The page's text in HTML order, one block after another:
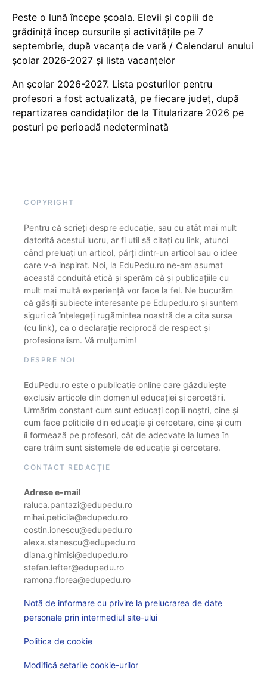
Peste o lună începe școala. Elevii și copiii de
grădiniță încep cursurile și activitățile pe 7
septembrie, după vacanța de vară / Calendarul anului
școlar 2026-2027 și lista vacanțelor
An școlar 2026-2027. Lista posturilor pentru
profesori a fost actualizată, pe fiecare județ, după
repartizarea candidaților de la Titularizare 2026 pe
posturi pe perioadă nedeterminată
COPYRIGHT
Pentru că scrieți despre educație, sau cu atât mai mult
datorită acestui lucru, ar fi util să citați cu link, atunci
când preluați un articol, părți dintr-un articol sau o idee
care v-a inspirat. Noi, la EduPedu.ro ne-am asumat
această conduită etică și sperăm că și publicațiile cu
mult mai multă experiență vor face la fel. Ne bucurăm
că găsiți subiecte interesante pe Edupedu.ro și suntem
siguri că înțelegeți rugămintea noastră de a cita sursa
(cu link), ca o declarație reciprocă de respect și
profesionalism. Vă mulțumim!
DESPRE NOI
EduPedu.ro este o publicație online care găzduiește
exclusiv articole din domeniul educației și cercetării.
Urmărim constant cum sunt educați copiii noștri, cine și
cum face politicile din educație și cercetare, cine și cum
îi formează pe profesori, cât de adecvate la lumea în
care trăim sunt sistemele de educație și cercetare.
CONTACT REDACȚIE
Adrese e-mail
raluca.pantazi@edupedu.ro
mihai.peticila@edupedu.ro
costin.ionescu@edupedu.ro
alexa.stanescu@edupedu.ro
diana.ghimisi@edupedu.ro
stefan.lefter@edupedu.ro
ramona.florea@edupedu.ro
Notă de informare cu privire la prelucrarea de date
personale prin intermediul site-ului
Politica de cookie
Modifică setarile cookie-urilor